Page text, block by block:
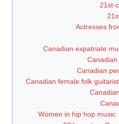
Canadian
Canadian female folk
Women in hip hop